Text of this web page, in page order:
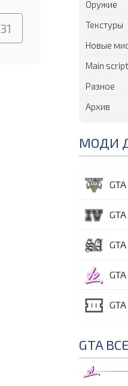
31
Оружие
Текстуры
Новые
Main
Разное
Архив
МОДИ
GTA